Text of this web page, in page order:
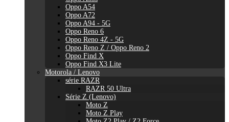
Oppo A54
Oppo A72
Oppo A94 - 5G
Oppo Reno 6
Oppo Reno 4Z - 5G
Oppo Reno Z / Oppo Reno 2
Oppo Find X
Oppo Find X3 Lite
Motorola / Lenovo
série RAZR
RAZR 50 Ultra
Série Z (Lenovo)
Moto Z
Moto Z Play